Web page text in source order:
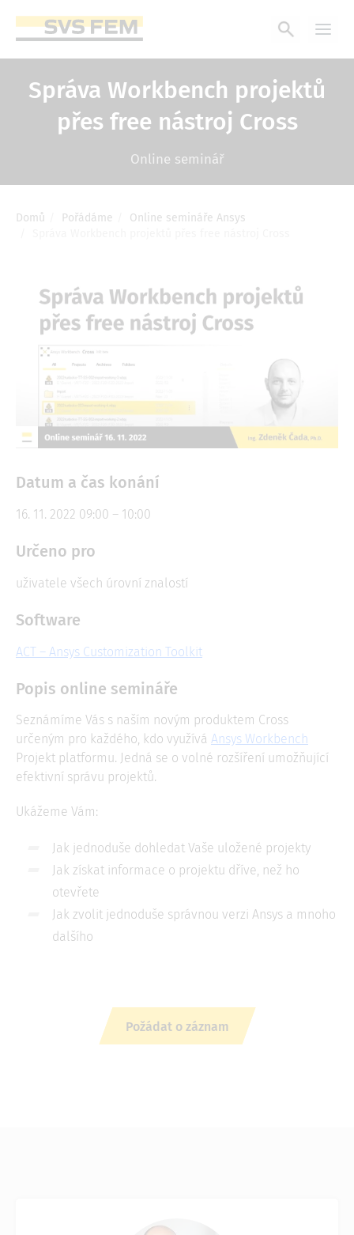
hlavnímu
Správa Workbench projektů
přes free nástroj Cross
Online seminář
Drobečková
Domů Pořádáme
Online semináře Ansys
Datum a čas konání
16. 11. 2022 09:00 – 10:00
Určeno pro
uživatele všech úrovní znalostí
Software
ACT – Ansys Customization Toolkit
Popis online semináře
Seznámíme Vás s naším novým produktem Cross
určeným pro každého, kdo využívá Ansys Workbench
Projekt platformu. Jedná se o volné rozšíření umožňující
efektivní správu projektů.
Ukážeme Vám:
Jak jednoduše dohledat Vaše uložené projekty
Jak získat informace o projektu dříve, než ho
otevřete
Jak zvolit jednoduše správnou verzi Ansys a mnoho
dalšího
Požádat o záznam